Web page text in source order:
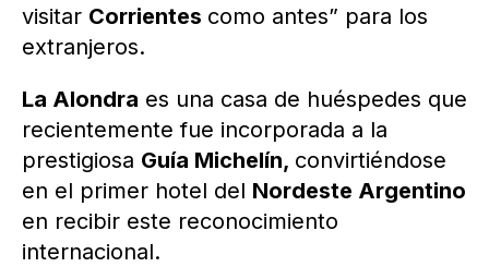
visitar Corrientes como antes” para los
extranjeros.
La Alondra es una casa de huéspedes que
recientemente fue incorporada a la
prestigiosa Guía Michelín, convirtiéndose
en el primer hotel del Nordeste Argentino
en recibir este reconocimiento
internacional.